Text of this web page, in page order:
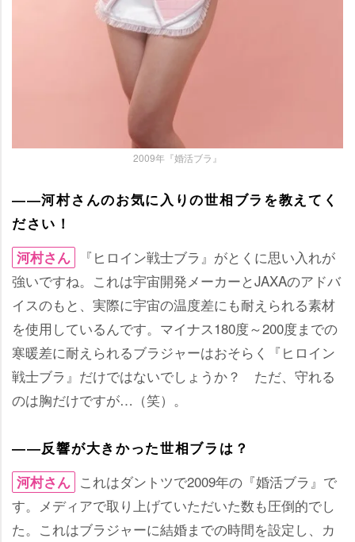
2009年『婚活ブラ』
――河村さんのお気に入りの世相ブラを教えてく
ださい！
河村さん
『ヒロイン戦士ブラ』がとくに思い入れが
強いですね。これは宇宙開発メーカーとJAXAのアドバ
イスのもと、実際に宇宙の温度差にも耐えられる素材
を使用しているんです。マイナス180度～200度までの
寒暖差に耐えられるブラジャーはおそらく『ヒロイン
戦士ブラ』だけではないでしょうか？ ただ、守れる
のは胸だけですが…（笑）。
――反響が大きかった世相ブラは？
河村さん これはダントツで2009年の『婚活ブラ』で
す。メディアで取り上げていただいた数も圧倒的でし
た。これはブラジャーに結婚までの時間を設定し、カ